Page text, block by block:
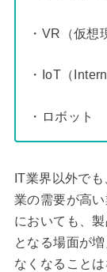
・VR（仮想
・IoT（
・ロボット
IT業界以外で
業の需要が高
においても、
となる場面が
なくなることは